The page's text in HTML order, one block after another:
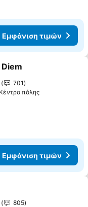
Εμφάνιση τιμών
στα αγαπημένα
701
πόλης
Εμφάνιση τιμών
στα αγαπημένα
805